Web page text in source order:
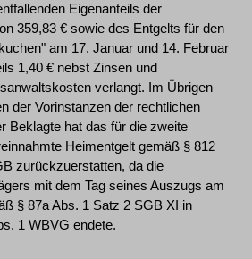
Eigenanteils der
359,83 € sowie des Entgelts für den
am 17. Januar und 14. Februar
1,40 € nebst Zinsen und
verlangt. Im Übrigen
der Vorinstanzen der rechtlichen
Beklagte hat das für die zweite
Heimentgelt gemäß § 812
zurückzuerstatten, da die
mit dem Tag seines Auszugs am
§ 87a Abs. 1 Satz 2 SGB XI in
1 WBVG endete.